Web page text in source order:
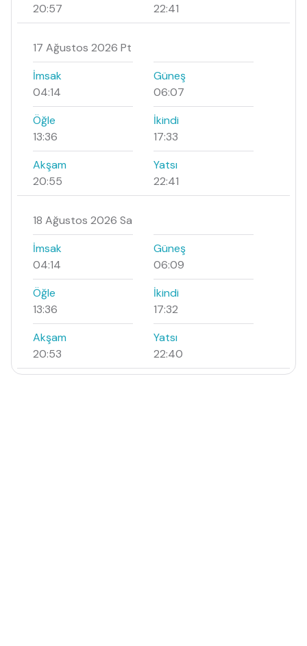
20:57
22:41
17 Ağustos 2026 Pt
İmsak
04:14
Güneş
06:07
Öğle
13:36
İkindi
17:33
Akşam
20:55
Yatsı
22:41
18 Ağustos 2026 Sa
İmsak
04:14
Güneş
06:09
Öğle
13:36
İkindi
17:32
Akşam
20:53
Yatsı
22:40